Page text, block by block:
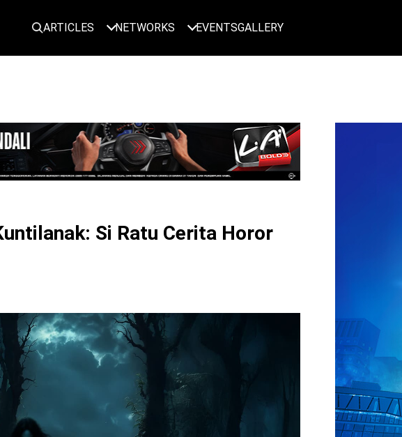
ARTICLES NETWORKS EVENTSGALLERY
LOGIN
Si Ratu Cerita Horor